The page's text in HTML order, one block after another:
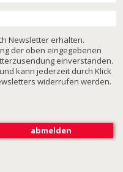
Newsletter erhalten.
der oben eingegebenen
einverstanden.
kann jederzeit durch Klick
widerrufen werden.